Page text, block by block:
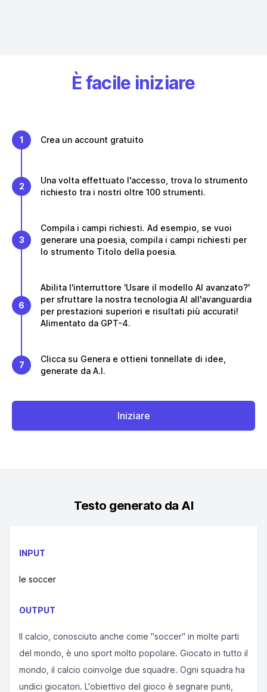
È facile iniziare
1 Crea un account gratuito
2
Una volta effettuato l'accesso, trova lo strumento
richiesto tra i nostri oltre 100 strumenti.
3
Compila i campi richiesti. Ad esempio, se vuoi
generare una poesia, compila i campi richiesti per
lo strumento Titolo della poesia.
6
Abilita l'interruttore 'Usare il modello AI avanzato?'
per sfruttare la nostra tecnologia AI all'avanguardia
per prestazioni superiori e risultati più accurati!
Alimentato da GPT-4.
7
Clicca su Genera e ottieni tonnellate di idee,
generate da A.I.
Iniziare
Testo generato da AI
INPUT
le soccer
OUTPUT
Il calcio, conosciuto anche come "soccer" in molte parti
del mondo, è uno sport molto popolare. Giocato in tutto il
mondo, il calcio coinvolge due squadre. Ogni squadra ha
undici giocatori. L'obiettivo del gioco è segnare punti,